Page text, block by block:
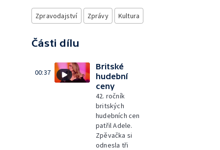
Zpravodajství Zprávy Kultura
Části dílu
00:37
Britské
hudební
ceny
42. ročník
britských
hudebních cen
patřil Adele.
Zpěvačka si
odnesla tři